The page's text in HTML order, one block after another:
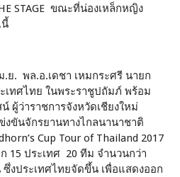
STAGE ขณะที่น่องเหล็กหญิง
นี้
.ย. พล.อ.เดชา เหมกระศรี นายก
เทศไทย ในพระราชูปถัมภ์ พร้อม
ผู้ว่าราชการจังหวัดเชียงใหม่
ขันจักรยานทางไกลนานาชาติ
Cup Tour of Thailand 2017
15 ประเทศ 20 ทีม จำนวนกว่า
ซึ่งประเทศไทยจัดขึ้น เพื่อแสดงออก